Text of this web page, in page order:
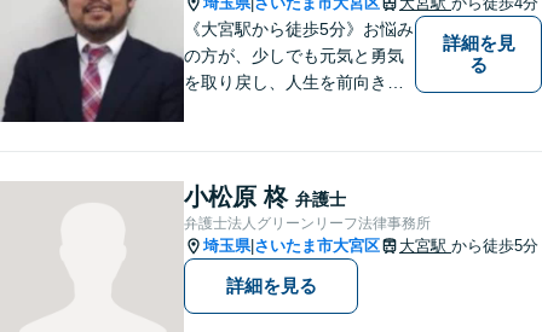
ず、一度お気軽にご相談下さ
い。
《大宮駅から徒歩5分》お悩み
の方が、少しでも元気と勇気
を取り戻し、人生を前向きに
詳細を見
る
小松原 柊 弁護士
弁護士法人グリーンリーフ法律事務所
埼玉県| さいたま市大宮区 大宮駅 から徒歩5分
詳細を見る